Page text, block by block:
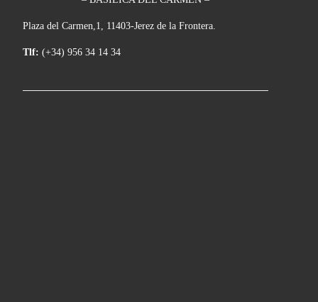
Plaza del Carmen,1, 11403-Jerez de la Frontera.
Tlf: (+34) 956 34 14 34